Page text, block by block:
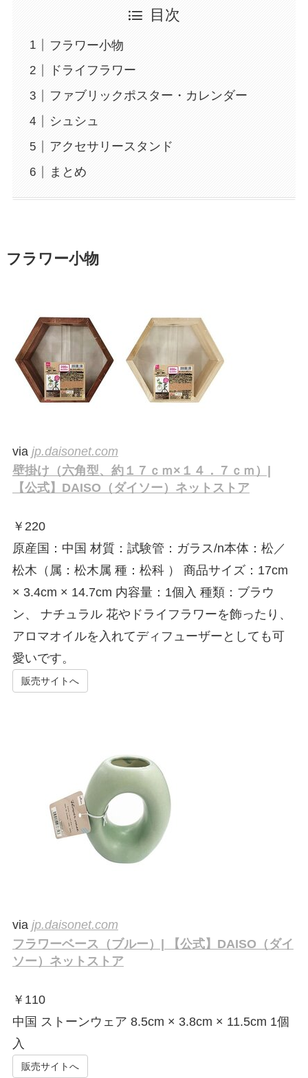
目次
フラワー小物
ドライフラワー
ファブリックポスター・カレンダー
シュシュ
アクセサリースタンド
まとめ
フラワー小物
via jp.daisonet.com
壁掛け（六角型、約１７ｃｍ×１４．７ｃｍ）|
【公式】DAISO（ダイソー）ネットストア
￥ 220
原産国：中国 材質：試験管：ガラス/n本体：松／
松木（属：松木属 種：松科 ） 商品サイズ：17cm
× 3.4cm × 14.7cm 内容量：1個入 種類：ブラウ
ン、 ナチュラル 花やドライフラワーを飾ったり、
アロマオイルを入れてディフューザーとしても可
愛いです。
販売サイトへ
via jp.daisonet.com
フラワーベース（ブルー）| 【公式】DAISO（ダイ
ソー）ネットストア
￥ 110
中国 ストーンウェア 8.5cm × 3.8cm × 11.5cm 1個
入
販売サイトへ